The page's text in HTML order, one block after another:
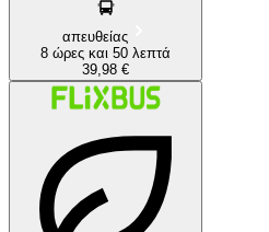
απευθείας
8 ώρες και 50 λεπτά
39,98 €